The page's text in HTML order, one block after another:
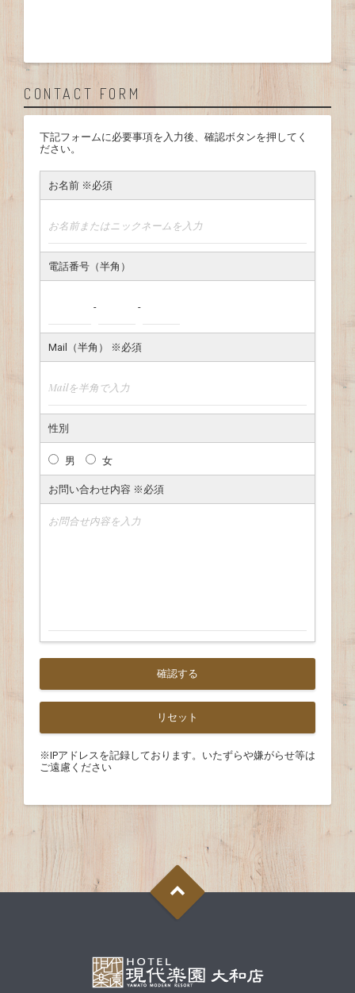
CONTACT FORM
下記フォームに必要事項を入力後、確認ボタンを押してく
ださい。
お名前 ※必須
電話番号（半角）
- -
Mail（半角） ※必須
性別
男 女
お問い合わせ内容 ※必須
※IPアドレスを記録しております。いたずらや嫌がらせ等は
ご遠慮ください